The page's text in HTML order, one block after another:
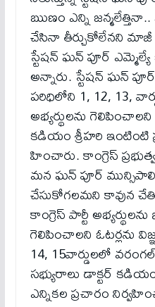
ఋణం ఎన్ని జన్మలేత్తినా..
చేసినా తీర్చుకోలేనని మాజీ
స్టేషన్ ఘన్ పూర్
అన్నారు. స్టేషన్ ఘన్
పరిధిలోని 1, 12, 13,
అభ్యర్థులను
కడియం శ్రీహరి ఇంటింటి
హించారు. కాంగ్రెస్
మన ఘన్ పూర్
చేసుకోగలమని కావున చేతి
కాంగ్రెస్ పార్టీ
గెలిపించాలని ఓటర్లను
14, 15వార్డులలో
సభ్యురాలు డాక్టర్
ఎన్నికల ప్రచారం